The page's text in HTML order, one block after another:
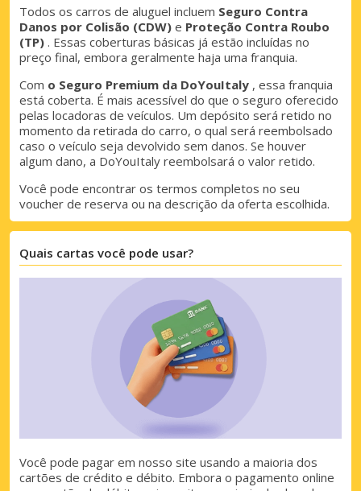
Descontos especiais
Aceda a ofertas exclusivas dos nossos
Todos os carros de aluguel incluem Seguro Contra
Danos por Colisão (CDW) e Proteção Contra Roubo
(TP) . Essas coberturas básicas já estão incluídas no
preço final, embora geralmente haja uma franquia.
Com o Seguro Premium da DoYouItaly , essa franquia
está coberta. É mais acessível do que o seguro oferecido
pelas locadoras de veículos. Um depósito será retido no
momento da retirada do carro, o qual será reembolsado
caso o veículo seja devolvido sem danos. Se houver
algum dano, a DoYouItaly reembolsará o valor retido.
Você pode encontrar os termos completos no seu
voucher de reserva ou na descrição da oferta escolhida.
Quais cartas você pode usar?
Você pode pagar em nosso site usando a maioria dos
cartões de crédito e débito. Embora o pagamento online